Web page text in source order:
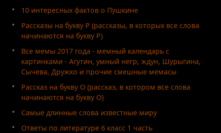
10 интересных фактов о Пушкине
Рассказы на букву Р (рассказы, в которых все слова
начинаются на букву Р)
Все мемы 2017 года - мемный календарь с
картинками - Агутин, умный негр, ждун, Шурыгина,
Сычева, Дружко и прочие смешные мемасы
Рассказ на букву О (рассказ, в котором все слова
начинаются на букву О)
Самые длинные слова известные миру
Ответы по литературе 6 класс 1 часть